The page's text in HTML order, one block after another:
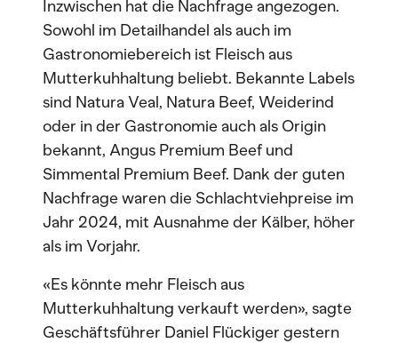
Inzwischen hat die Nachfrage angezogen.
Sowohl im Detailhandel als auch im
Gastronomiebereich ist Fleisch aus
Mutterkuhhaltung beliebt. Bekannte Labels
sind Natura Veal, Natura Beef, Weiderind
oder in der Gastronomie auch als Origin
bekannt, Angus Premium Beef und
Simmental Premium Beef. Dank der guten
Nachfrage waren die Schlachtviehpreise im
Jahr 2024, mit Ausnahme der Kälber, höher
als im Vorjahr.
«Es könnte mehr Fleisch aus
Mutterkuhhaltung verkauft werden», sagte
Geschäftsführer Daniel Flückiger gestern